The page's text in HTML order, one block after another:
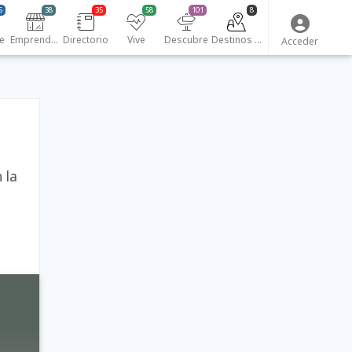
Emprendedores
38
Directorio
35
Vive
58
Descubre
101
Destinos turísticos
8
Acceder
la